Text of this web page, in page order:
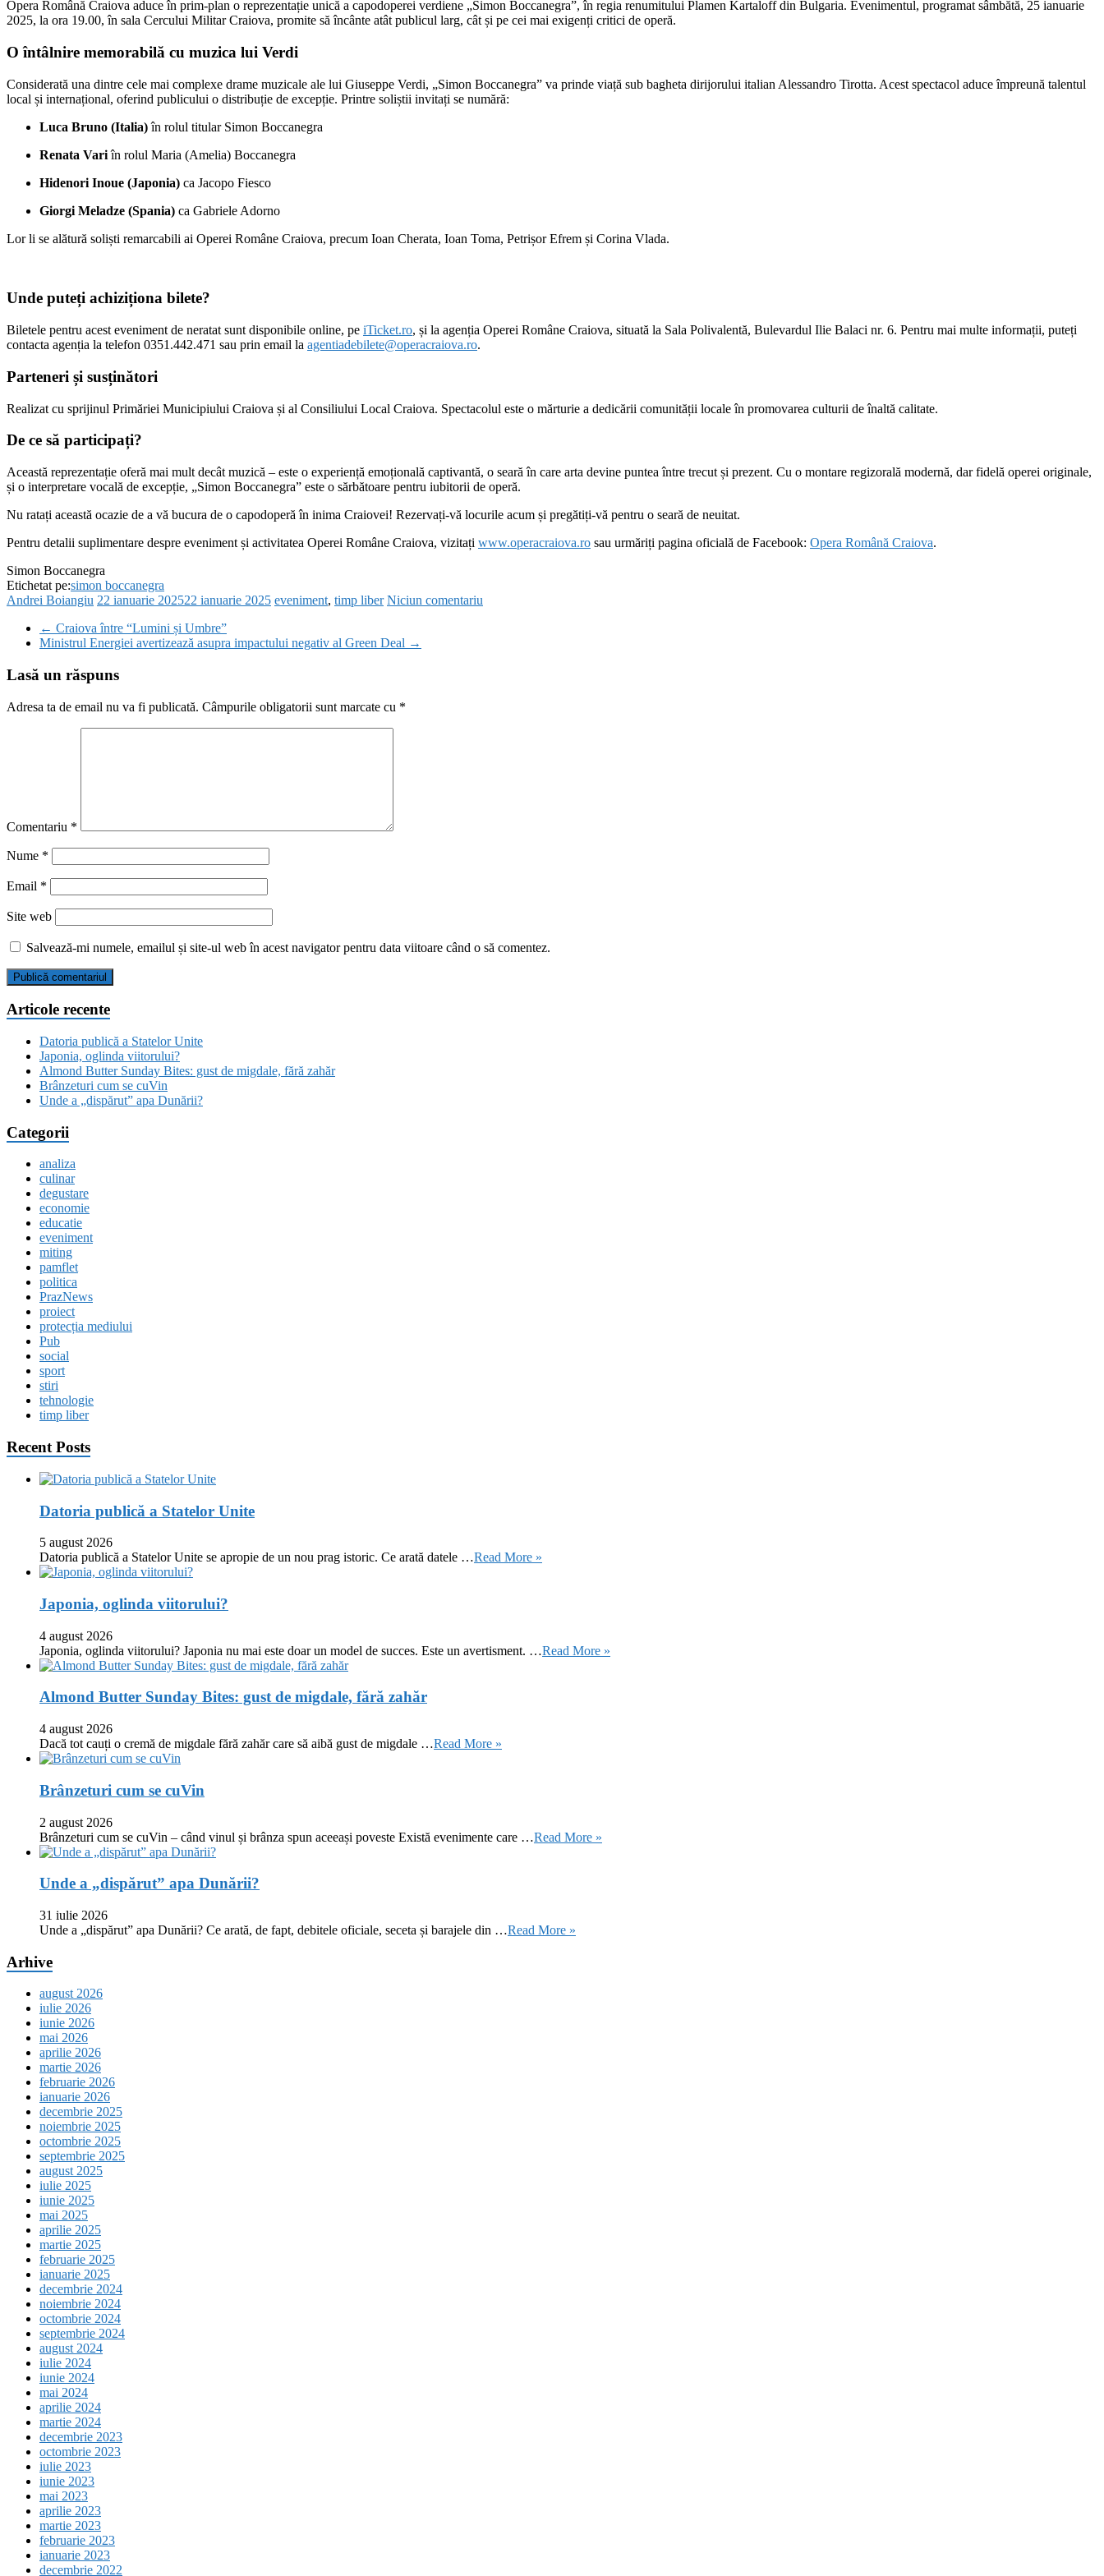
Opera Română Craiova aduce în prim-plan o reprezentație unică a capodoperei verdiene „Simon Boccanegra”, în regia renumitului Plamen Kartaloff din Bulgaria. Evenimentul, programat sâmbătă, 25 ianuarie
2025, la ora 19.00, în sala Cercului Militar Craiova, promite să încânte atât publicul larg, cât și pe cei mai exigenți critici de operă.
O întâlnire memorabilă cu muzica lui Verdi
Considerată una dintre cele mai complexe drame muzicale ale lui Giuseppe Verdi, „Simon Boccanegra” va prinde viață sub bagheta dirijorului italian Alessandro Tirotta. Acest spectacol aduce împreună talentul
local și internațional, oferind publicului o distribuție de excepție. Printre soliștii invitați se numără:
Luca Bruno (Italia)în rolul titular Simon Boccanegra
Renata Variîn rolul Maria (Amelia) Boccanegra
Hidenori Inoue (Japonia) ca Jacopo Fiesco
Giorgi Meladze (Spania) ca Gabriele Adorno
Lor li se alătură soliști remarcabili ai Operei Române Craiova, precum Ioan Cherata, Ioan Toma, Petrișor Efrem și Corina Vlada.
Unde puteți achiziționa bilete?
Biletele pentru acest eveniment de neratat sunt disponibile online, pe iTicket.ro, și la agenția Operei Române Craiova, situată la Sala Polivalentă, Bulevardul Ilie Balaci nr. 6. Pentru mai multe informații, puteți
contacta agenția la telefon 0351.442.471 sau prin email la agentiadebilete@operacraiova.ro.
Parteneri și susținători
Realizat cu sprijinul Primăriei Municipiului Craiova și al Consiliului Local Craiova. Spectacolul este o mărturie a dedicării comunității locale în promovarea culturii de înaltă calitate.
De ce să participați?
Această reprezentație oferă mai mult decât muzică – este o experiență emoțională captivantă, o seară în care arta devine puntea între trecut și prezent. Cu o montare regizorală modernă, dar fidelă operei originale,
și o interpretare vocală de excepție, „Simon Boccanegra” este o sărbătoare pentru iubitorii de operă.
Nu ratați această ocazie de a vă bucura de o capodoperă în inima Craiovei! Rezervați-vă locurile acum și pregătiți-vă pentru o seară de neuitat.
Pentru detalii suplimentare despre eveniment și activitatea Operei Române Craiova, vizitați www.operacraiova.ro sau urmăriți pagina oficială de Facebook: Opera Română Craiova.
Simon Boccanegra
Etichetat pe:simon boccanegra
Andrei Boiangiu 22 ianuarie 202522 ianuarie 2025 eveniment, timp liber Niciun comentariu
← Craiova între “Lumini și Umbre”
Ministrul Energiei avertizează asupra impactului negativ al Green Deal →
Lasă un răspuns
Adresa ta de email nu va fi publicată. Câmpurile obligatorii sunt marcate cu *
Comentariu *
Nume *
Email *
Site web
Salvează-mi numele, emailul și site-ul web în acest navigator pentru data viitoare când o să comentez.
Articole recente
Datoria publică a Statelor Unite
Japonia, oglinda viitorului?
Almond Butter Sunday Bites: gust de migdale, fără zahăr
Brânzeturi cum se cuVin
Unde a „dispărut” apa Dunării?
Categorii
analiza
culinar
degustare
economie
educatie
eveniment
miting
pamflet
politica
PrazNews
proiect
protecția mediului
Pub
social
sport
stiri
tehnologie
timp liber
Recent Posts
Datoria publică a Statelor Unite
5 august 2026
Datoria publică a Statelor Unite se apropie de un nou prag istoric. Ce arată datele …Read More »
Japonia, oglinda viitorului?
4 august 2026
Japonia, oglinda viitorului? Japonia nu mai este doar un model de succes. Este un avertisment. …Read More »
Almond Butter Sunday Bites: gust de migdale, fără zahăr
4 august 2026
Dacă tot cauți o cremă de migdale fără zahăr care să aibă gust de migdale …Read More »
Brânzeturi cum se cuVin
2 august 2026
Brânzeturi cum se cuVin – când vinul și brânza spun aceeași poveste Există evenimente care …Read More »
Unde a „dispărut” apa Dunării?
31 iulie 2026
Unde a „dispărut” apa Dunării? Ce arată, de fapt, debitele oficiale, seceta și barajele din …Read More »
Arhive
august 2026
iulie 2026
iunie 2026
mai 2026
aprilie 2026
martie 2026
februarie 2026
ianuarie 2026
decembrie 2025
noiembrie 2025
octombrie 2025
septembrie 2025
august 2025
iulie 2025
iunie 2025
mai 2025
aprilie 2025
martie 2025
februarie 2025
ianuarie 2025
decembrie 2024
noiembrie 2024
octombrie 2024
septembrie 2024
august 2024
iulie 2024
iunie 2024
mai 2024
aprilie 2024
martie 2024
decembrie 2023
octombrie 2023
iulie 2023
iunie 2023
mai 2023
aprilie 2023
martie 2023
februarie 2023
ianuarie 2023
decembrie 2022